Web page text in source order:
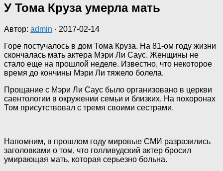
У Тома Круза умерла мать
Автор: admin · 2017-02-14
Горе постучалось в дом Тома Круза. На 81-ом году жизни
скончалась мать актера Мэри Ли Саус. Женщины не
стало еще на прошлой неделе. Известно, что некоторое
время до кончины Мэри Ли тяжело болела.
Прощание с Мэри Ли Саус было организовано в церкви
саентологии в окружении семьи и близких. На похоронах
Том присутствовал с тремя своими сестрами.
Напомним, в прошлом году мировые СМИ разразились
заголовками о том, что голливудский актер бросил
умирающая мать, которая серьезно больна.